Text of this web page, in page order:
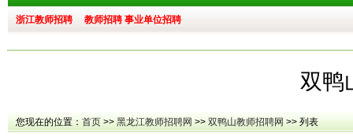
浙江教师招聘 教师招聘 事业单位招聘
双鸭
您现在的位置： 首页 >> 黑龙江教师招聘网 >> 双鸭山教师招聘网 >> 列表